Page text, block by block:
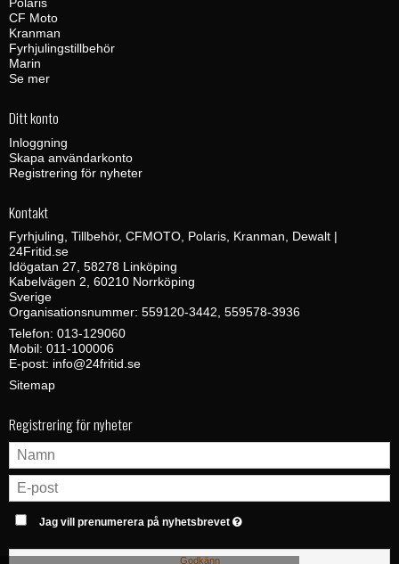
Polaris
CF Moto
Kranman
Fyrhjulingstillbehör
Marin
Se mer
Ditt konto
Inloggning
Skapa användarkonto
Registrering för nyheter
Kontakt
Fyrhjuling, Tillbehör, CFMOTO, Polaris, Kranman, Dewalt |
24Fritid.se
Idögatan 27, 58278 Linköping
Kabelvägen 2, 60210 Norrköping
Sverige
Organisationsnummer: 559120-3442, 559578-3936
Telefon: 013-129060
Mobil: 011-100006
E-post: info@24fritid.se
Sitemap
Registrering för nyheter
Jag vill prenumerera på nyhetsbrevet
Godkänn